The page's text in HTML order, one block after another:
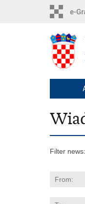
Filter news: